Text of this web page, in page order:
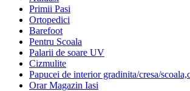
Primii Pasi
Ortopedici
Barefoot
Pentru Scoala
Palarii de soare UV
Cizmulite
Papucei de interior gradinita/cresa/
Orar Magazin Iasi